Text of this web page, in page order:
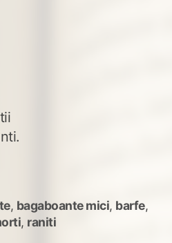
, bagaboante mici, barfe,
, raniti